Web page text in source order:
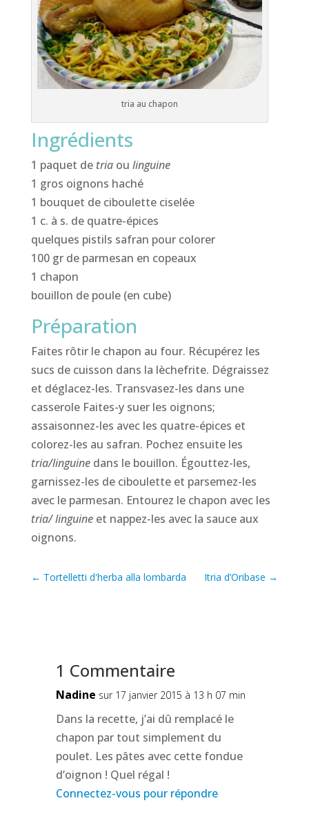
tria au chapon
Ingrédients
1 paquet detriaou linguine
1 gros oignons haché
1 bouquet de ciboulette ciselée
1 c. à s. de quatre-épices
quelques pistils safran pour colorer
100 gr de parmesan en copeaux
1 chapon
bouillon de poule (en cube)
Préparation
Faites rôtir le chapon au four. Récupérez les
sucs de cuisson dans la lèchefrite. Dégraissez
et déglacez-les. Transvasez-les dans une
casserole Faites-y suer les oignons;
assaisonnez-les avec les quatre-épices et
colorez-les au safran. Pochez ensuite les
tria/linguinedans le bouillon. Égouttez-les,
garnissez-les de ciboulette et parsemez-les
avec le parmesan. Entourez le chapon avec les
tria/ linguineet nappez-les avec la sauce aux
oignons.
← Tortelletti d'herba alla lombarda Itria d’Oribase →
1 Commentaire
Nadine sur 17 janvier 2015 à 13 h 07 min
Dans la recette, j’ai dû remplacé le
chapon par tout simplement du
poulet. Les pâtes avec cette fondue
d’oignon ! Quel régal !
Connectez-vous pour répondre